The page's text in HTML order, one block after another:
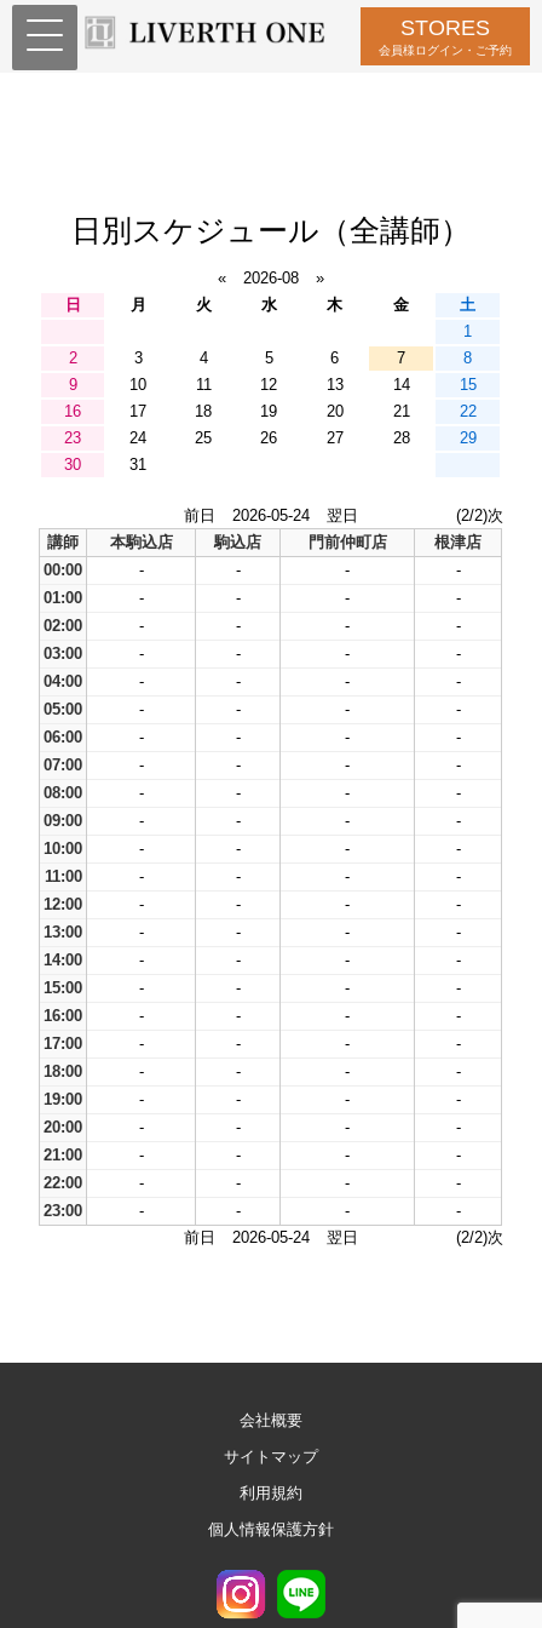
STORES
会員様ログイン・ご予約
日別スケジュール（全講師）
« 2026-08
»
日
月 火 水 木 金
土
1
2
3 4 5 6 7
8
9
10 11 12 13 14
15
16
17 18 19 20 21
22
23
24 25 26 27 28
29
30
31
前日 2026-05-24 翌日
(2/2)次
講師
本駒込店 駒込店 門前仲町店
根津店
00:00
- - -
-
01:00
- - -
-
02:00
- - -
-
03:00
- - -
-
04:00
- - -
-
05:00
- - -
-
06:00
- - -
-
07:00
- - -
-
08:00
- - -
-
09:00
- - -
-
10:00
- - -
-
11:00
- - -
-
12:00
- - -
-
13:00
- - -
-
14:00
- - -
-
15:00
- - -
-
16:00
- - -
-
17:00
- - -
-
18:00
- - -
-
19:00
- - -
-
20:00
- - -
-
21:00
- - -
-
22:00
- - -
-
23:00
- - -
-
前日
2026-05-24 翌日 (2/2)次
会社概要
サイトマップ
利用規約
個人情報保護方針